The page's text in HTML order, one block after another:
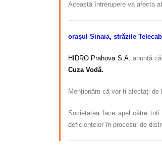
Această întrerupere va afecta
orașul Sinaia, străzile
HIDRO Prahova S.A. anunță
Cuza Vodă.
Menționăm că vor fi afectați
Societatea face apel către
deficiențelor în procesul de